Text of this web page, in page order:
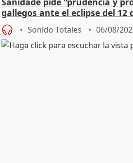
gallegos ante el eclipse del 12
Sonido Totales 06/08/